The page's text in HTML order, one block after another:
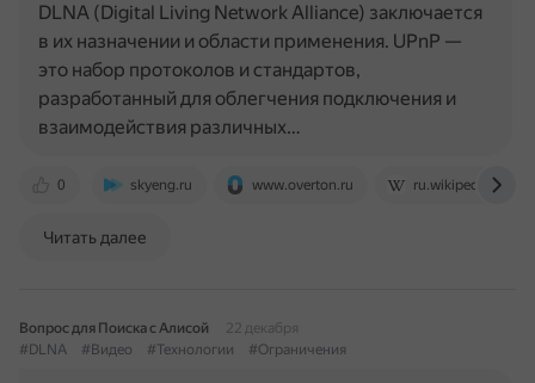
0 skyeng.ru www.overton.ru ru.wikipedia.org
DLNA (Digital Living Network Alliance) заключается
в их назначении и области применения. UPnP —
это набор протоколов и стандартов,
разработанный для облегчения подключения и
взаимодействия различных…
Читать далее
Вопрос для Поиска с Алисой
22 декабря
#DLNA
#Видео #Технологии #Ограничения